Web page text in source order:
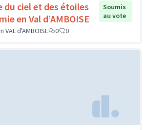
du ciel et des étoiles
en Val d’AMBOISE
Soumis
au vote
VAL d'AMBOISE
0 0